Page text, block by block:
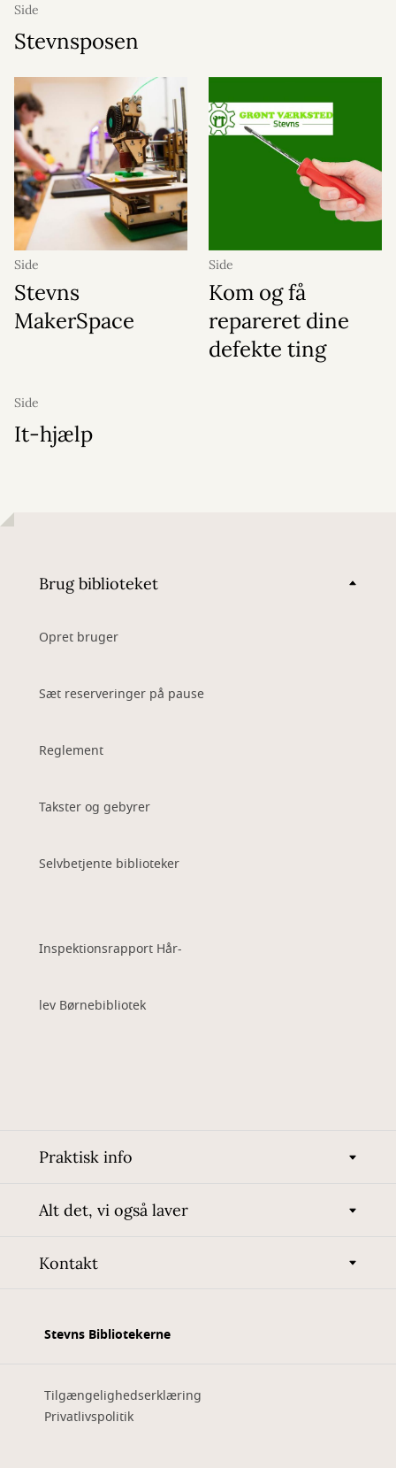
Side
Stevnsposen
Side
Stevns
MakerSpace
Side
Kom og få
repareret dine
defekte ting
Side
It-hjælp
Brug biblioteket
Opret bruger
Sæt reserveringer på pause
Reglement
Takster og gebyrer
Selvbetjente biblioteker
Inspektionsrapport Hår-
lev Børnebibliotek
Praktisk info
Alt det, vi også laver
Kontakt
Stevns Bibliotekerne
Tilgængelighedserklæring
Privatlivspolitik